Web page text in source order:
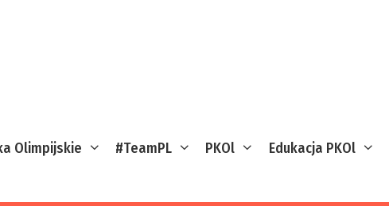
Olimpijskie #TeamPL PKOl Edukacja PKOl